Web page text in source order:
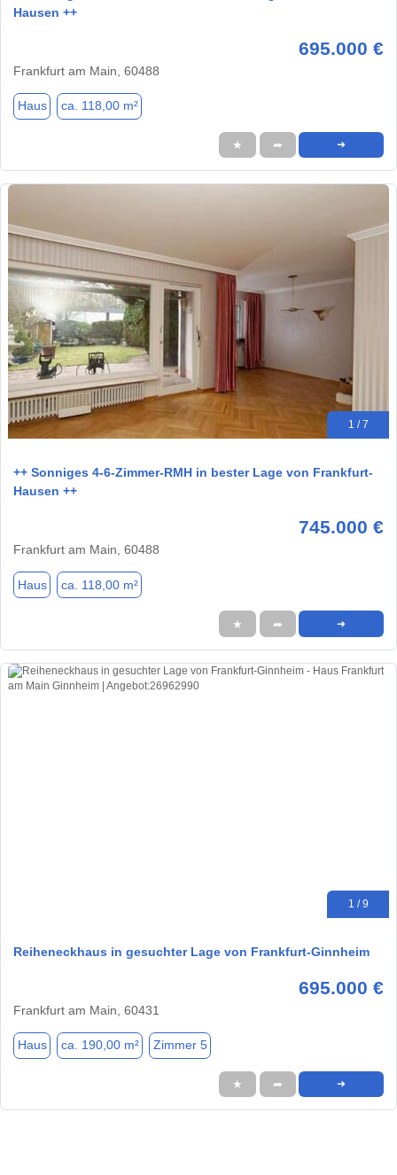
Hausen ++
695.000 €
Frankfurt am Main, 60488
Haus ca. 118,00 m²
★ ➦ ➜
1 / 7
++ Sonniges 4-6-Zimmer-RMH in bester Lage von Frankfurt-
Hausen ++
745.000 €
Frankfurt am Main, 60488
Haus ca. 118,00 m²
★ ➦ ➜
1 / 9
Reiheneckhaus in gesuchter Lage von Frankfurt-Ginnheim
695.000 €
Frankfurt am Main, 60431
Haus ca. 190,00 m² Zimmer 5
★ ➦ ➜